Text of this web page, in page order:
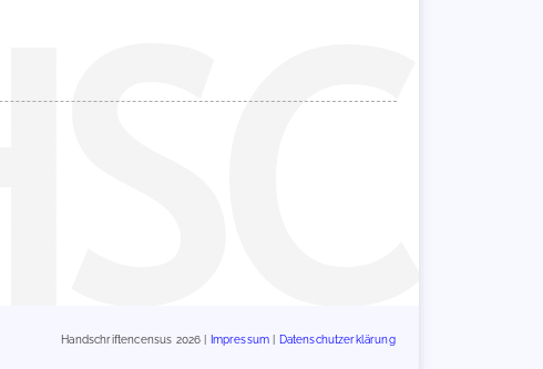
Handschriftencensus 2026 | Impressum Datenschutzerklärung